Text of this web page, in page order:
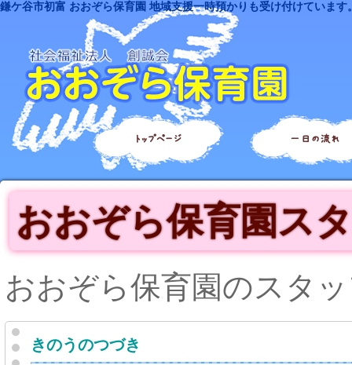
鎌ケ谷市初富 おおぞら保育園 地域支援一時預かりも受け付けています
トップページ 一日の流れ
おおぞら保育園ス
おおぞら保育園のスタ
きのうのつづき